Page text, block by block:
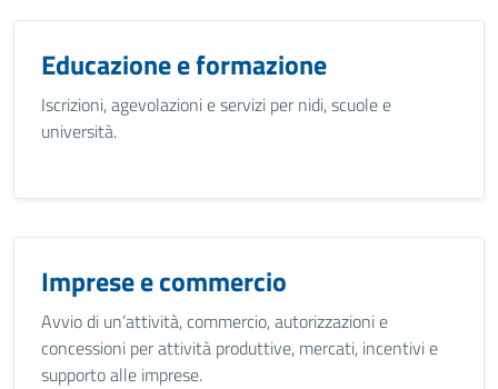
Educazione e formazione
Iscrizioni, agevolazioni e servizi per nidi, scuole e
università.
Imprese e commercio
Avvio di un’attività, commercio, autorizzazioni e
concessioni per attività produttive, mercati, incentivi e
supporto alle imprese.